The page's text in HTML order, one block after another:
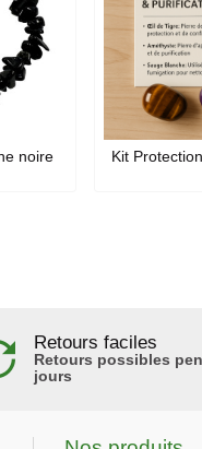
noire
Kit
Retours faciles
Retours possibles
jours